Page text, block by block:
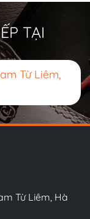
TẠI
Từ Liêm,
Từ Liêm, Hà